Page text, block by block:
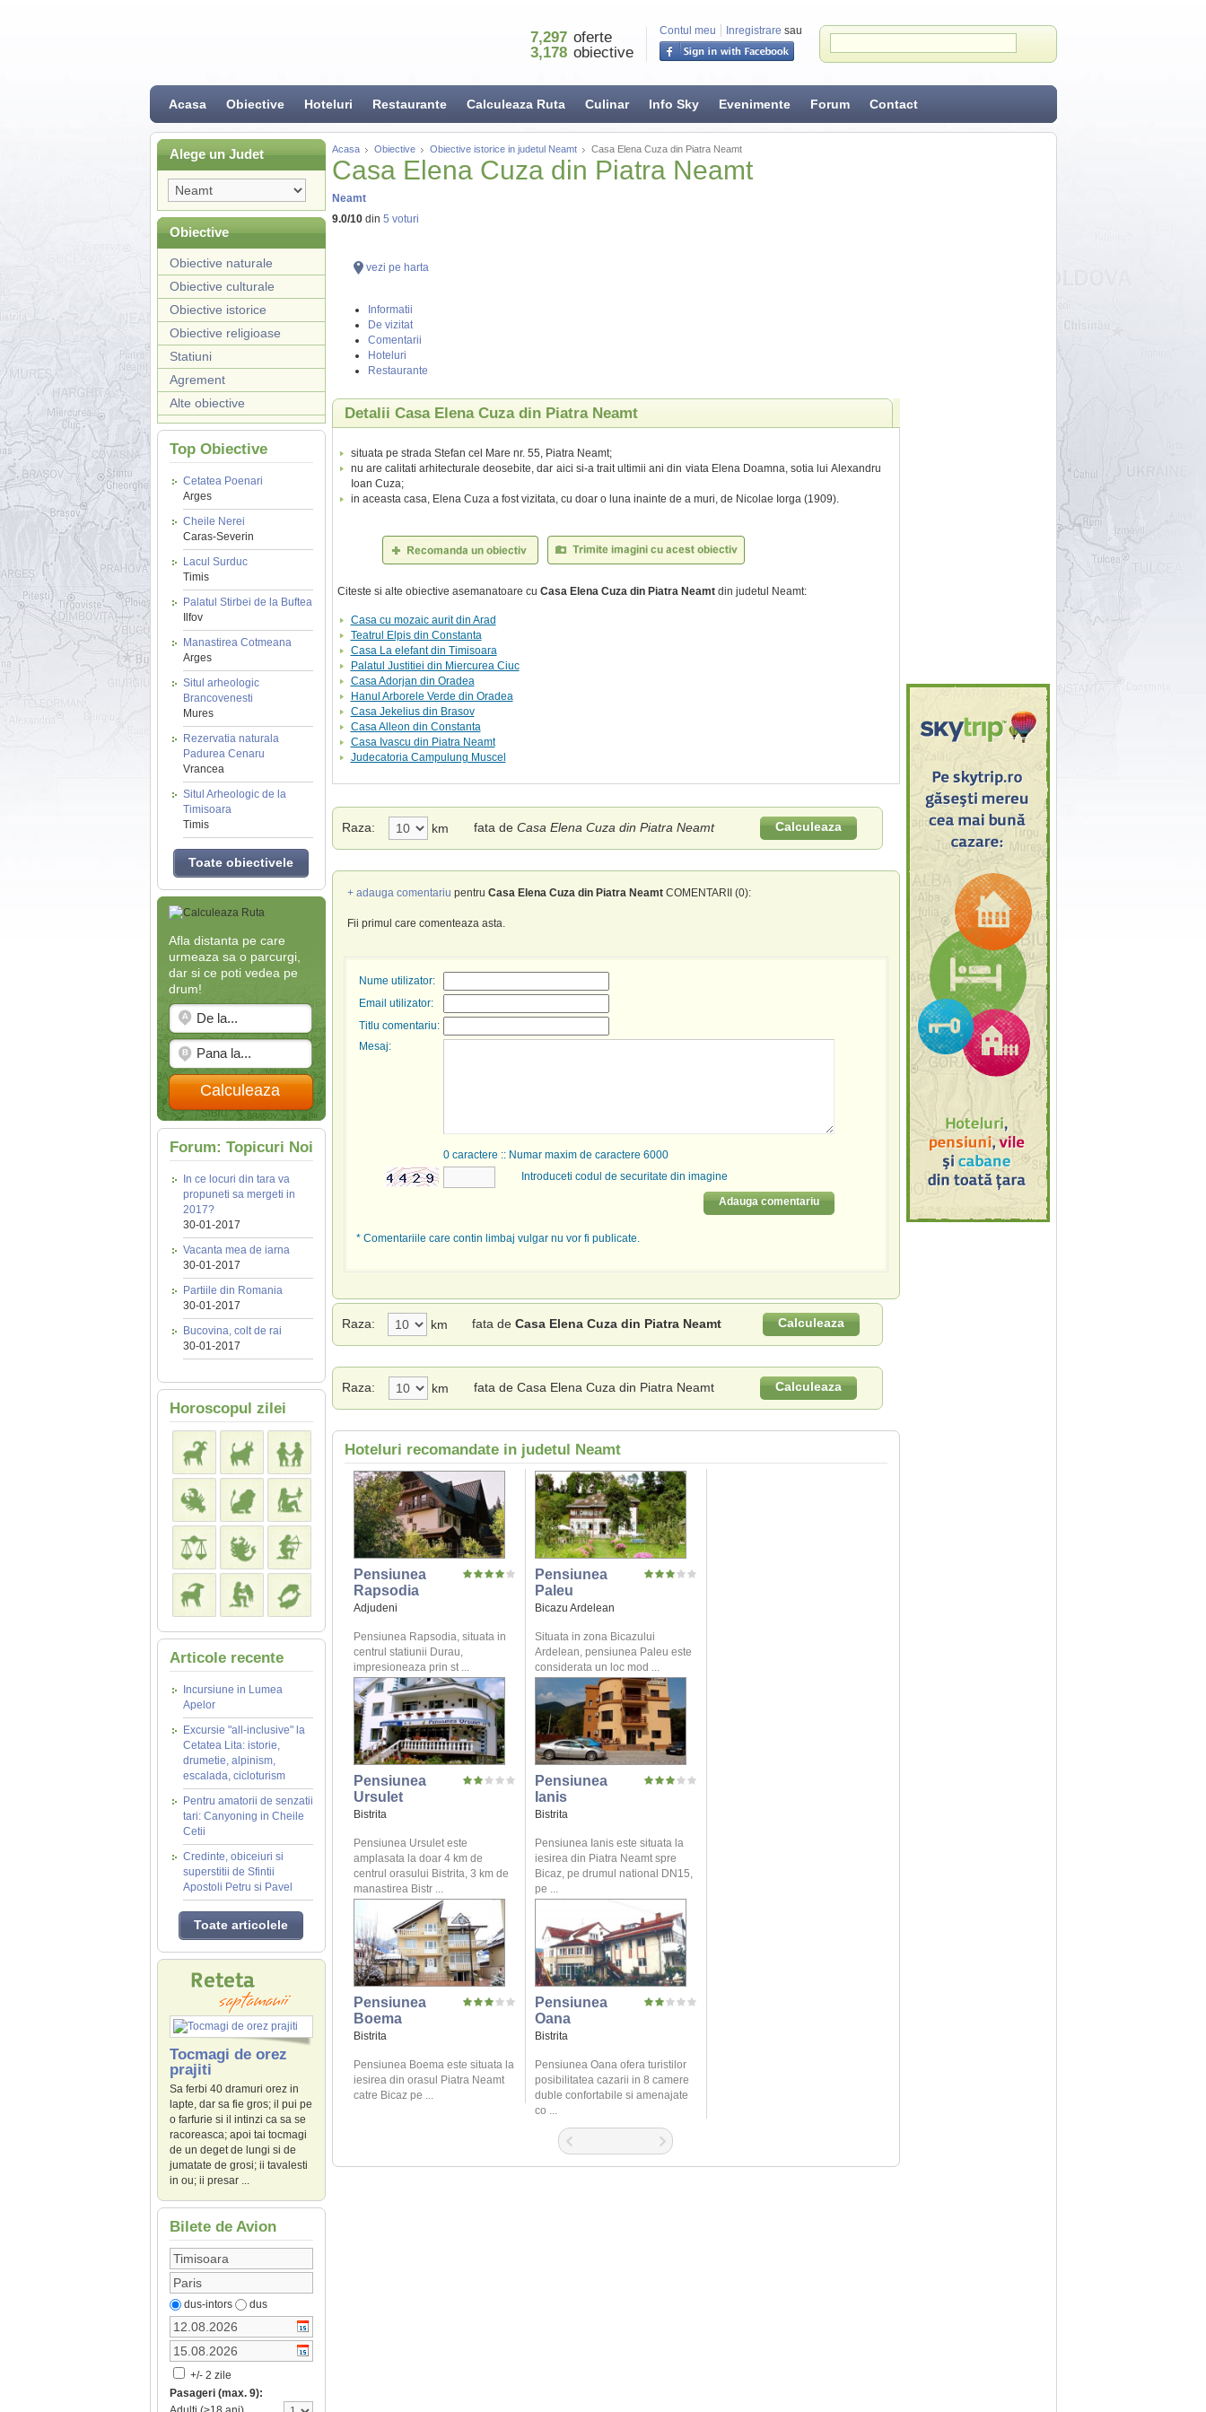
Contul meu Inregistrare sau
7,297 oferte
3,178 obiective
Acasa Obiective Hoteluri Restaurante Calculeaza Ruta Culinar Info Sky Evenimente Forum Contact
Alege un Judet
Obiective
Obiective naturale
Obiective culturale
Obiective istorice
Obiective religioase
Statiuni
Agrement
Alte obiective
Top Obiective
Cetatea Poenari
Arges
Cheile Nerei
Caras-Severin
Lacul Surduc
Timis
Palatul Stirbei de la Buftea
Ilfov
Manastirea Cotmeana
Arges
Situl arheologic
Brancovenesti
Mures
Rezervatia naturala
Padurea Cenaru
Vrancea
Situl Arheologic de la
Timisoara
Timis
Toate obiectivele
Afla distanta pe care
urmeaza sa o parcurgi,
dar si ce poti vedea pe
drum!
Calculeaza
Forum: Topicuri Noi
In ce locuri din tara va
propuneti sa mergeti in
2017?
30-01-2017
Vacanta mea de iarna
30-01-2017
Partiile din Romania
30-01-2017
Bucovina, colt de rai
30-01-2017
Horoscopul zilei
Articole recente
Incursiune in Lumea
Apelor
Excursie "all-inclusive" la
Cetatea Lita: istorie,
drumetie, alpinism,
escalada, cicloturism
Pentru amatorii de senzatii
tari: Canyoning in Cheile
Cetii
Credinte, obiceiuri si
superstitii de Sfintii
Apostoli Petru si Pavel
Toate articolele
Tocmagi de orez
prajiti
Sa ferbi 40 dramuri orez in
lapte, dar sa fie gros; il pui pe
o farfurie si il intinzi ca sa se
racoreasca; apoi tai tocmagi
de un deget de lungi si de
jumatate de grosi; ii tavalesti
in ou; ii presar ...
Bilete de Avion
dus-intors dus
+/- 2 zile
Pasageri (max. 9):
Acasa Obiective Obiective istorice in judetul Neamt Casa Elena Cuza din Piatra Neamt
Casa Elena Cuza din Piatra Neamt
Neamt
9.0/10din 5 voturi
vezi pe harta
Informatii
De vizitat
Comentarii
Hoteluri
Restaurante
Detalii Casa Elena Cuza din Piatra Neamt
situata pe strada Stefan cel Mare nr. 55, Piatra Neamt;
nu are calitati arhitecturale deosebite, dar aici si-a trait ultimii ani din viata Elena Doamna, sotia lui Alexandru
Ioan Cuza;
in aceasta casa, Elena Cuza a fost vizitata, cu doar o luna inainte de a muri, de Nicolae Iorga (1909).
Citeste si alte obiective asemanatoare cu Casa Elena Cuza din Piatra Neamtdin judetul Neamt:
Casa cu mozaic aurit din Arad
Teatrul Elpis din Constanta
Casa La elefant din Timisoara
Palatul Justitiei din Miercurea Ciuc
Casa Adorjan din Oradea
Hanul Arborele Verde din Oradea
Casa Jekelius din Brasov
Casa Alleon din Constanta
Casa Ivascu din Piatra Neamt
Judecatoria Campulung Muscel
Raza: km fata de Casa Elena Cuza din Piatra Neamt Calculeaza
+ adauga comentariu pentru Casa Elena Cuza din Piatra NeamtCOMENTARII (0):
Fii primul care comenteaza asta.
Nume utilizator:
Email utilizator:
Titlu comentariu:
Mesaj:
0caractere :: Numar maxim de caractere 6000
Introduceti codul de securitate din imagine
Adauga comentariu
* Comentariile care contin limbaj vulgar nu vor fi publicate.
Raza: km fata de Casa Elena Cuza din Piatra Neamt Calculeaza
Raza: km fata de Casa Elena Cuza din Piatra Neamt Calculeaza
Hoteluri recomandate in judetul Neamt
Pensiunea
Rapsodia
Adjudeni
Pensiunea Rapsodia, situata in
centrul statiunii Durau,
impresioneaza prin st ...
Pensiunea
Paleu
Bicazu Ardelean
Situata in zona Bicazului
Ardelean, pensiunea Paleu este
considerata un loc mod ...
Pensiunea
Ursulet
Bistrita
Pensiunea Ursulet este
amplasata la doar 4 km de
centrul orasului Bistrita, 3 km de
manastirea Bistr ...
Pensiunea
Ianis
Bistrita
Pensiunea Ianis este situata la
iesirea din Piatra Neamt spre
Bicaz, pe drumul national DN15,
pe ...
Pensiunea
Boema
Bistrita
Pensiunea Boema este situata la
iesirea din orasul Piatra Neamt
catre Bicaz pe ...
Pensiunea
Oana
Bistrita
Pensiunea Oana ofera turistilor
posibilitatea cazarii in 8 camere
duble confortabile si amenajate
co ...